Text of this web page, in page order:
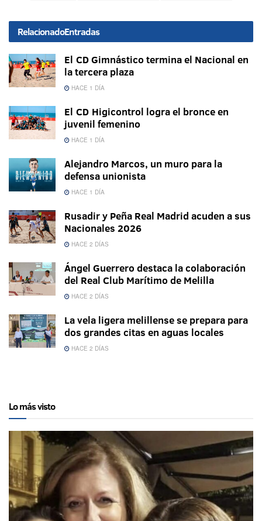
RelacionadoEntradas
El CD Gimnástico termina el Nacional en
la tercera plaza
HACE 1 DÍA
El CD Higicontrol logra el bronce en
juvenil femenino
HACE 1 DÍA
Alejandro Marcos, un muro para la
defensa unionista
HACE 1 DÍA
Rusadir y Peña Real Madrid acuden a sus
Nacionales 2026
HACE 2 DÍAS
Ángel Guerrero destaca la colaboración
del Real Club Marítimo de Melilla
HACE 2 DÍAS
La vela ligera melillense se prepara para
dos grandes citas en aguas locales
HACE 2 DÍAS
Lo más visto